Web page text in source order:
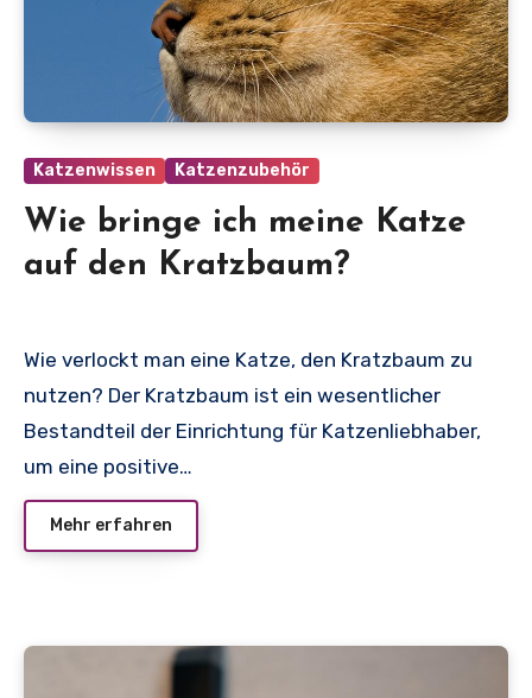
Katzenwissen Katzenzubehör
Wie bringe ich meine Katze
auf den Kratzbaum?
Wie verlockt man eine Katze, den Kratzbaum zu
nutzen? Der Kratzbaum ist ein wesentlicher
Bestandteil der Einrichtung für Katzenliebhaber,
um eine positive…
Mehr erfahren